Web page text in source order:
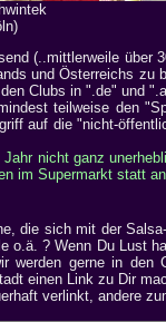
(..mittlerweile über
und Österreichs zu
Clubs in ".de" und
teilweise den
auf die "nicht-
nicht ganz
im Supermarkt statt
die sich mit der
o.ä. ? Wenn Du Lust
werden gerne in den
einen Link zu Dir
verlinkt, andere